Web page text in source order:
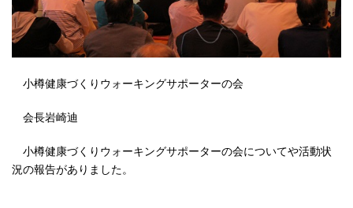
小樽健康づくりウォーキングサポーターの会
会長岩崎迪
小樽健康づくりウォーキングサポーターの会についてや活動状
況の報告がありました。